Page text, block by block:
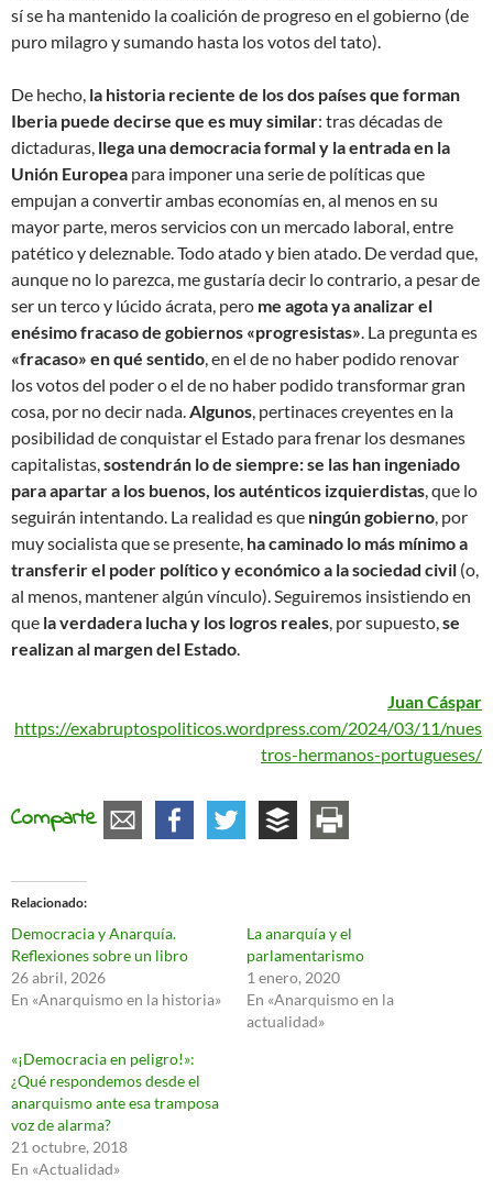
sí se ha mantenido la coalición de progreso en el gobierno (de
puro milagro y sumando hasta los votos del tato).
De hecho, la historia reciente de los dos países que forman
Iberia puede decirse que es muy similar: tras décadas de
dictaduras, llega una democracia formal y la entrada en la
Unión Europea para imponer una serie de políticas que
empujan a convertir ambas economías en, al menos en su
mayor parte, meros servicios con un mercado laboral, entre
patético y deleznable. Todo atado y bien atado. De verdad que,
aunque no lo parezca, me gustaría decir lo contrario, a pesar de
ser un terco y lúcido ácrata, pero me agota ya analizar el
enésimo fracaso de gobiernos «progresistas». La pregunta es
«fracaso» en qué sentido, en el de no haber podido renovar
los votos del poder o el de no haber podido transformar gran
cosa, por no decir nada.Algunos, pertinaces creyentes en la
posibilidad de conquistar el Estado para frenar los desmanes
capitalistas,sostendrán lo de siempre: se las han ingeniado
para apartar a los buenos, los auténticos izquierdistas, que lo
seguirán intentando. La realidad es que ningún gobierno, por
muy socialista que se presente, ha caminado lo más mínimo a
transferir el poder político y económico a la sociedad civil (o,
al menos, mantener algún vínculo). Seguiremos insistiendo en
que la verdadera lucha y los logros reales, por supuesto,se
realizan al margen del Estado.
Juan Cáspar
https://exabruptospoliticos.wordpress.com/2024/03/11/nues
tros-hermanos-portugueses/
Comparte
Relacionado
Democracia y Anarquía.
Reflexiones sobre un libro
26 abril, 2026
En «Anarquismo en la historia»
La anarquía y el
parlamentarismo
1 enero, 2020
En «Anarquismo en la
actualidad»
«¡Democracia en peligro!»:
¿Qué respondemos desde el
anarquismo ante esa tramposa
voz de alarma?
21 octubre, 2018
En «Actualidad»